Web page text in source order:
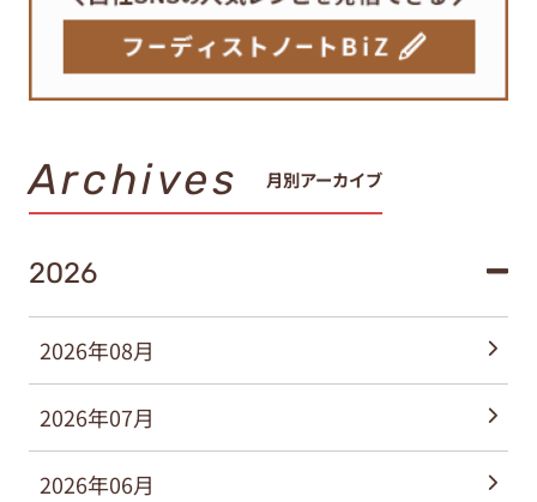
Archives 月別アーカイブ
2026
2026年08月
2026年07月
2026年06月